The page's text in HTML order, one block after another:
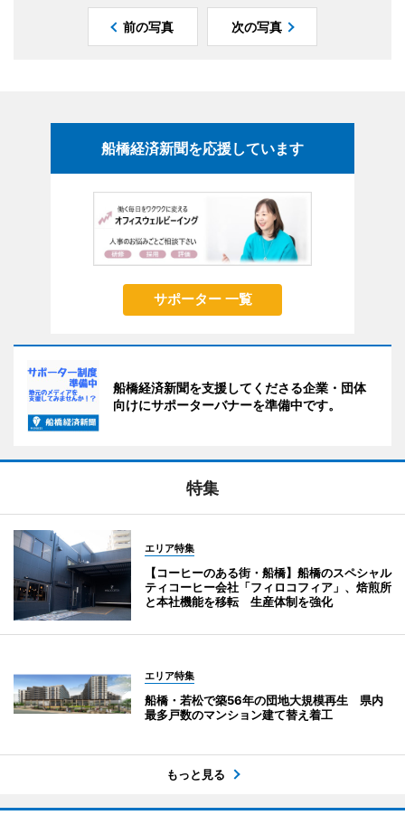
前の写真 次の写真
船橋経済新聞を応援しています
サポーター 一覧
船橋経済新聞を支援してくださる企業・団体
向けにサポーターバナーを準備中です。
特集
エリア特集
【コーヒーのある街・船橋】船橋のスペシャル
ティコーヒー会社「フィロコフィア」、焙煎所
と本社機能を移転 生産体制を強化
エリア特集
船橋・若松で築56年の団地大規模再生 県内
最多戸数のマンション建て替え着工
もっと見る